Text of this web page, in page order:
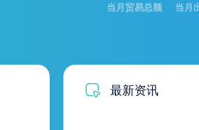
当月贸易总额 当月
最新资讯